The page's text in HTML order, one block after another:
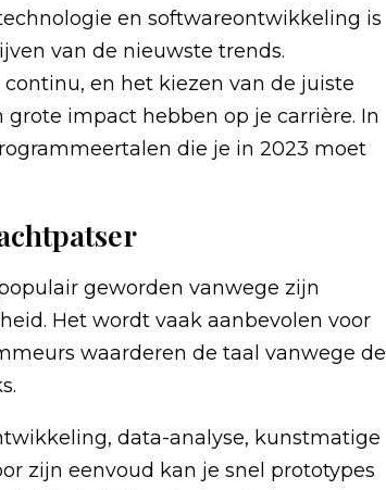
en softwareontwikkeling is
van de nieuwste trends.
en het kiezen van de juiste
impact hebben op je carrière. In
die je in 2023 moet
geworden vanwege zijn
Het wordt vaak aanbevolen voor
waarderen de taal vanwege de
data-analyse, kunstmatige
zijn eenvoud kan je snel prototypes